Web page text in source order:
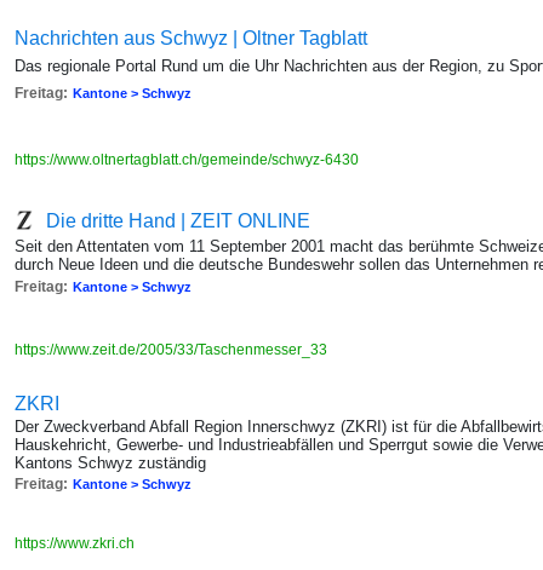
Nachrichten aus Schwyz | Oltner Tagblatt
Das regionale Portal Rund um die Uhr Nachrichten aus der Region, zu
Freitag: Kantone > Schwyz
https://www.oltnertagblatt.ch/gemeinde/schwyz-6430
Die dritte Hand | ZEIT ONLINE
Seit den Attentaten vom 11 September 2001 macht das berühmte
durch Neue Ideen und die deutsche Bundeswehr sollen das Unternehmen
Freitag: Kantone > Schwyz
https://www.zeit.de/2005/33/Taschenmesser_33
ZKRI
Der Zweckverband Abfall Region Innerschwyz (ZKRI) ist für die
Hauskehricht, Gewerbe- und Industrieabfällen und Sperrgut sowie die
Kantons Schwyz zuständig
Freitag: Kantone > Schwyz
https://www.zkri.ch